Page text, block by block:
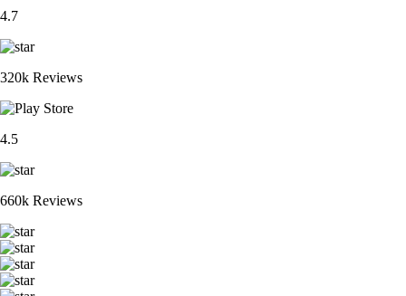
4.7
320k Reviews
4.5
660k Reviews